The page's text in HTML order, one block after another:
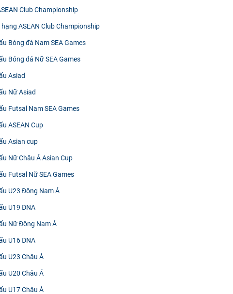
Club Championship
hạng ASEAN Club Championship
Bóng đá Nam SEA Games
Bóng đá Nữ SEA Games
Asiad
Nữ Asiad
Futsal Nam SEA Games
ASEAN Cup
Asian cup
Nữ Châu Á Asian Cup
Futsal Nữ SEA Games
U23 Đông Nam Á
U19 ĐNA
Nữ Đông Nam Á
U16 ĐNA
U23 Châu Á
U20 Châu Á
U17 Châu Á